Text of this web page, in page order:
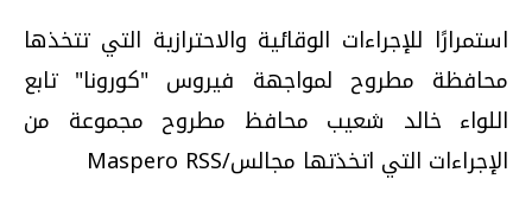
استمرارًا للإجراءات الوقائية والاحترازية التي تتخذها
محافظة مطروح لمواجهة فيروس "كورونا" تابع
اللواء خالد شعيب محافظ مطروح مجموعة من
الإجراءات التي اتخذتها مجالس/Maspero RSS